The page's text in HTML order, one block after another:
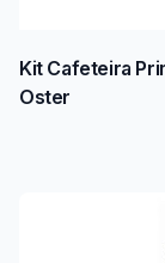
Kit Cafeteira
Oster